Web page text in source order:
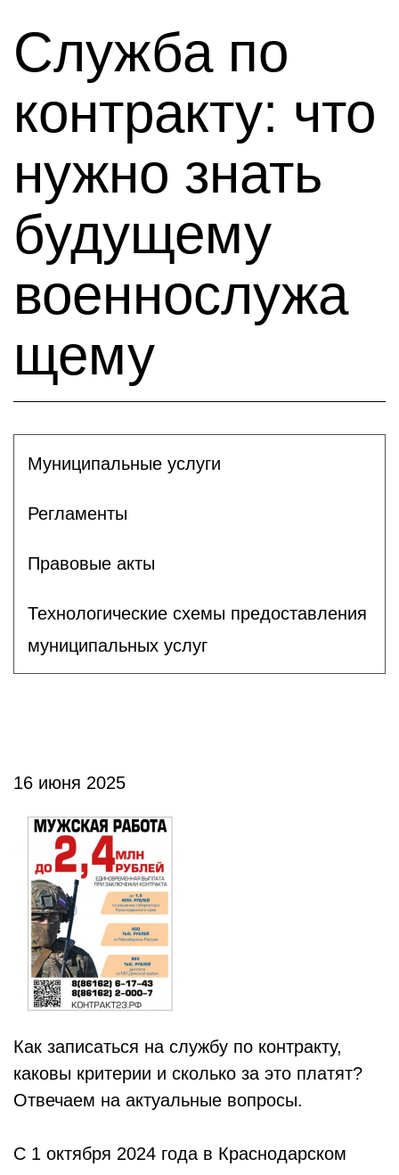
Служба по
контракту: что
нужно знать
будущему
военнослужа
щему
Муниципальные услуги
Регламенты
Правовые акты
Технологические схемы предоставления
муниципальных услуг
16 июня 2025
Как записаться на службу по контракту,
каковы критерии и сколько за это платят?
Отвечаем на актуальные вопросы.
С 1 октября 2024 года в Краснодарском